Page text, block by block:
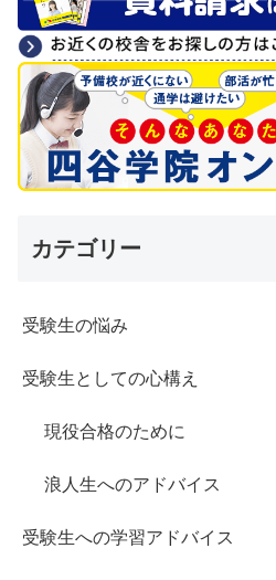
カテゴリー
受験生の悩み
受験生としての心構え
現役合格のために
浪人生へのアドバイス
受験生への学習アドバイス